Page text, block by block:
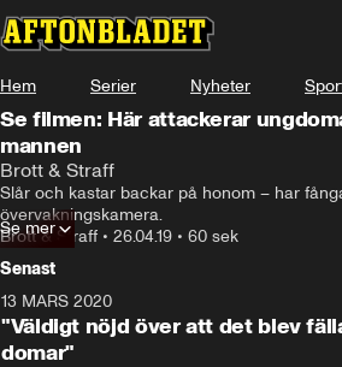
Hem Serier Nyheter
Se filmen: Här attackerar
mannen
Brott & Straff
Slår och kastar backar på honom – har
övervakningskamera.
Brott & Straff • 26.04.19 • 60 sek
Se mer
Senast
13 MARS 2020
"Väldigt nöjd över att det blev
domar"